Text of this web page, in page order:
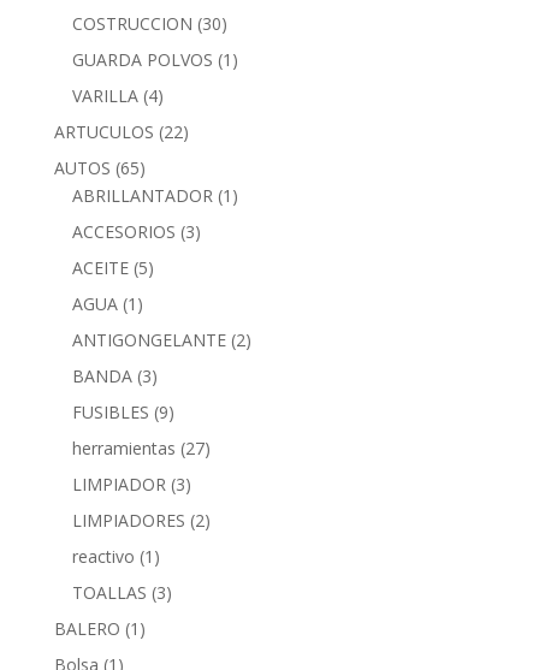
COSTRUCCION (30)
GUARDA POLVOS (1)
VARILLA (4)
ARTUCULOS (22)
AUTOS (65)
ABRILLANTADOR (1)
ACCESORIOS (3)
ACEITE (5)
AGUA (1)
ANTIGONGELANTE (2)
BANDA (3)
FUSIBLES (9)
herramientas (27)
LIMPIADOR (3)
LIMPIADORES (2)
reactivo (1)
TOALLAS (3)
BALERO (1)
Bolsa (1)